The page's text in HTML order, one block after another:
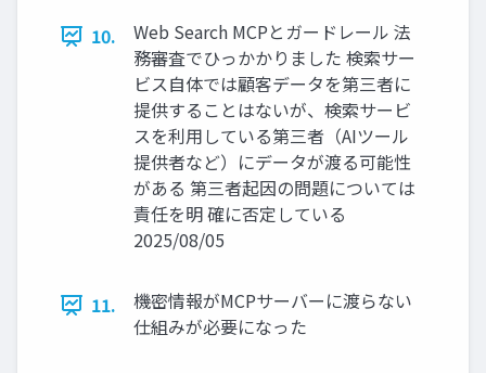
10.
Web Search MCPとガードレール 法
務審査でひっかかりました 検索サー
ビス自体では顧客データを第三者に
提供することはないが、検索サービ
スを利用している第三者（AIツール
提供者など）にデータが渡る可能性
がある 第三者起因の問題については
責任を明 確に否定している
2025/08/05
11.
機密情報がMCPサーバーに渡らない
仕組みが必要になった